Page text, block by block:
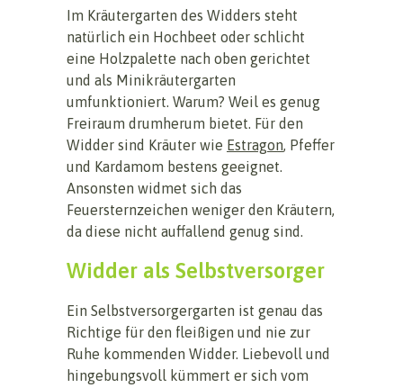
Im Kräutergarten des Widders steht
natürlich ein Hochbeet oder schlicht
eine Holzpalette nach oben gerichtet
und als Minikräutergarten
umfunktioniert. Warum? Weil es genug
Freiraum drumherum bietet. Für den
Widder sind Kräuter wie Estragon, Pfeffer
und Kardamom bestens geeignet.
Ansonsten widmet sich das
Feuersternzeichen weniger den Kräutern,
da diese nicht auffallend genug sind.
Widder als Selbstversorger
Ein Selbstversorgergarten ist genau das
Richtige für den fleißigen und nie zur
Ruhe kommenden Widder. Liebevoll und
hingebungsvoll kümmert er sich vom